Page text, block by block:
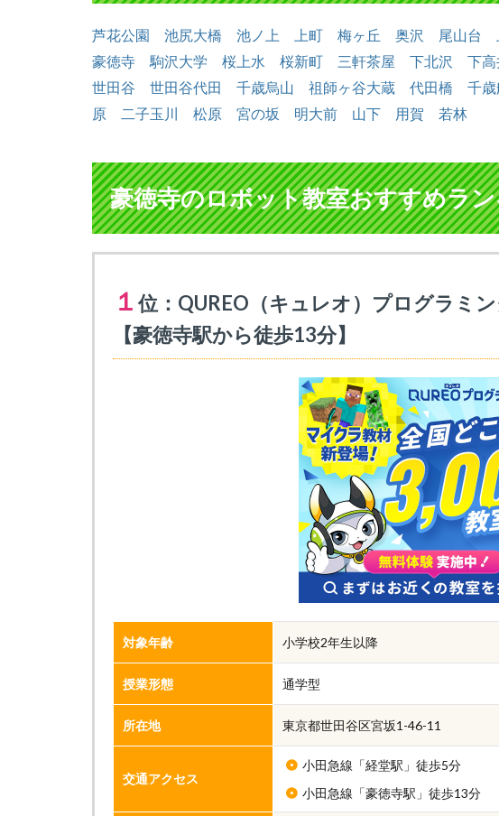
芦花公園 池尻大橋 池ノ上 上町 梅ヶ丘 奥沢 尾山台
豪徳寺
駒沢大学 桜上水 桜新町 三軒茶屋 下北沢 下
世田谷
世田谷代田 千歳烏山 祖師ヶ谷大蔵 代田橋 千
原
二子玉川 松原 宮の坂 明大前 山下 用賀 若林
豪徳寺のロボット教室おすすめラ
１ 位：QUREO（キュレオ）プログラミ
【豪徳寺駅から徒歩13分】
対象年齢 小学校2年生以降
授業形態 通学型
所在地 東京都世田谷区宮坂1-46-11
交通アクセス
小田急線「経堂駅」徒歩5分
小田急線「豪徳寺駅」徒歩13分